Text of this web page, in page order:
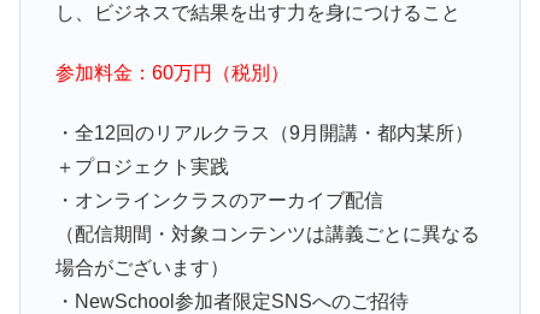
し、ビジネスで結果を出す力を身につけること
参加料金：60万円（税別）
・全12回のリアルクラス（9月開講・都内某所）
＋プロジェクト実践
・オンラインクラスのアーカイブ配信
（配信期間・対象コンテンツは講義ごとに異なる
場合がございます）
・NewSchool参加者限定SNSへのご招待